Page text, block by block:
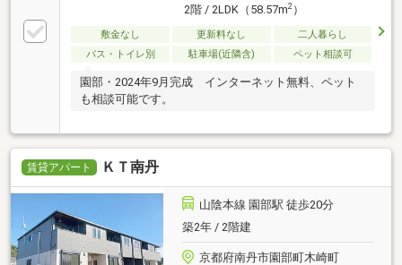
2階 / 2LDK（58.57m2）
敷金なし 更新料なし
二人暮らし
バス・トイレ別
駐車場(近隣含) ペット相談可
園部・2024年9月完成 インターネット無料、ペット
も相談可能です。
賃貸アパート ＫＴ南丹
山陰本線 園部駅 徒歩20分
築2年 / 2階建
京都府南丹市園部町木崎町